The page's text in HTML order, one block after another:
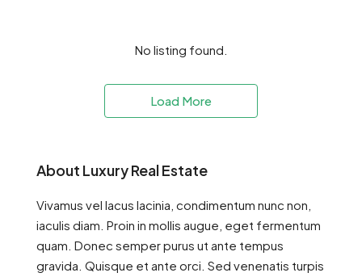
No listing found.
Load More
About Luxury Real Estate
Vivamus vel lacus lacinia, condimentum nunc non,
iaculis diam. Proin in mollis augue, eget fermentum
quam. Donec semper purus ut ante tempus
gravida. Quisque et ante orci. Sed venenatis turpis